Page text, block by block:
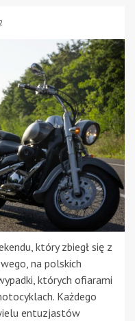
który zbiegł się z
na polskich
których ofiarami
Każdego
entuzjastów